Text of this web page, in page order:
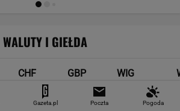
WALUTY I GIEŁDA
CHF
4,6027
0,15%
GBP
5,0166
-0,13%
WIG
151 782,92
-0,24%
Gazeta.pl Poczta Pogoda